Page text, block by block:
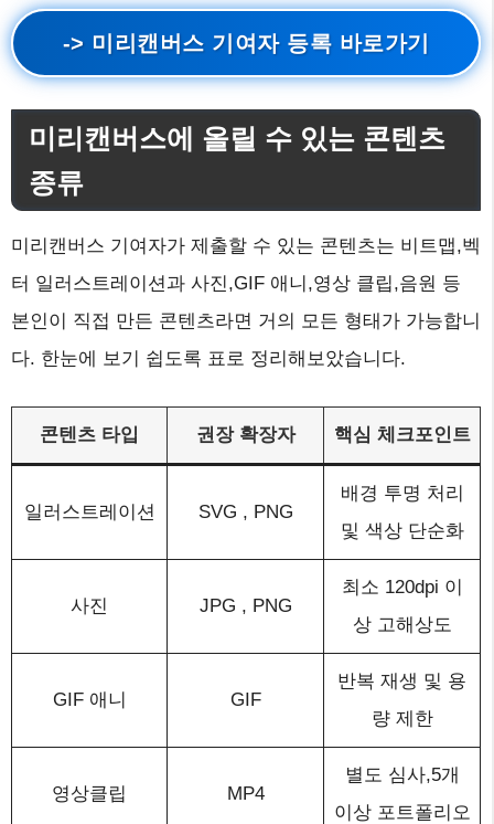
-> 미리캔버스 기여자 등록 바로가기
미리캔버스에 올릴 수 있는 콘텐츠
종류
미리캔버스 기여자가 제출할 수 있는 콘텐츠는 비트맵,벡
터 일러스트레이션과 사진,GIF 애니,영상 클립,음원 등
본인이 직접 만든 콘텐츠라면 거의 모든 형태가 가능합니
다. 한눈에 보기 쉽도록 표로 정리해보았습니다.
콘텐츠 타입 권장 확장자 핵심 체크포인트
일러스트레이션 SVG , PNG
배경 투명 처리
및 색상 단순화
사진 JPG , PNG
최소 120dpi 이
상 고해상도
GIF 애니 GIF
반복 재생 및 용
량 제한
영상클립 MP4
별도 심사,5개
이상 포트폴리오